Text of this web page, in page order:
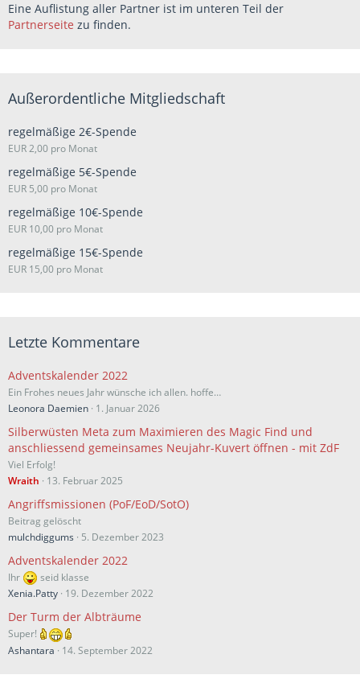
Eine Auflistung aller Partner ist im unteren Teil der
Partnerseite zu finden.
Außerordentliche Mitgliedschaft
regelmäßige 2€-Spende
EUR 2,00 pro Monat
regelmäßige 5€-Spende
EUR 5,00 pro Monat
regelmäßige 10€-Spende
EUR 10,00 pro Monat
regelmäßige 15€-Spende
EUR 15,00 pro Monat
Letzte Kommentare
Adventskalender 2022
Ein Frohes neues Jahr wünsche ich allen. hoffe…
Leonora Daemien 1. Januar 2026
Silberwüsten Meta zum Maximieren des Magic Find und
anschliessend gemeinsames Neujahr-Kuvert öffnen - mit ZdF
Viel Erfolg!
Wraith
13. Februar 2025
Angriffsmissionen (PoF/EoD/SotO)
Beitrag gelöscht
mulchdiggums
5. Dezember 2023
Adventskalender 2022
Ihr
seid klasse
Xenia.Patty 19. Dezember 2022
Der Turm der Albträume
Super!
Ashantara
14. September 2022